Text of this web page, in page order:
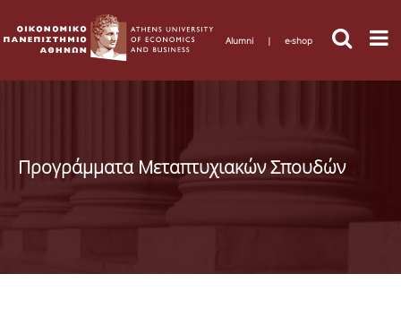
Alumni | e-shop
Προγράμματα Μεταπτυχιακών Σπουδών